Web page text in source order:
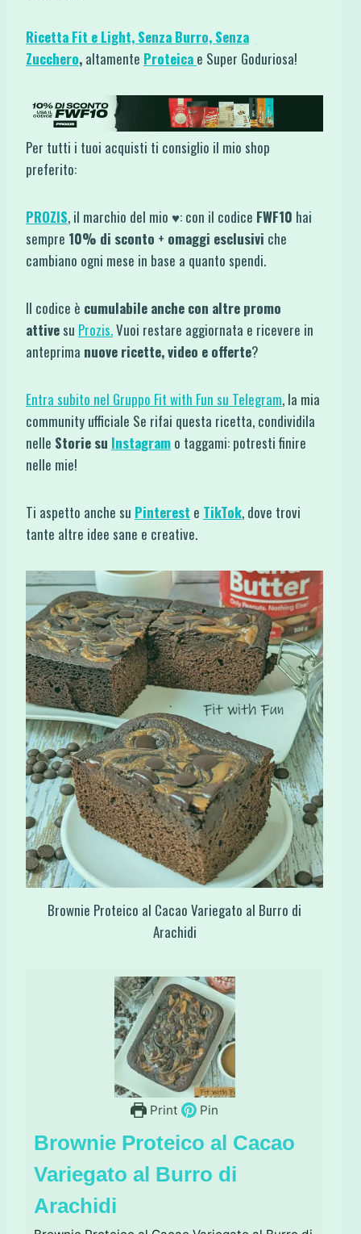
Ricetta Fit e Light, Senza Burro, Senza
Zucchero, altamente Proteica e Super Goduriosa!
Per tutti i tuoi acquisti ti consiglio il mio shop
preferito:
PROZIS, il marchio del mio ♥: con il codice FWF10 hai
sempre 10% di sconto + omaggi esclusivi che
cambiano ogni mese in base a quanto spendi.
Il codice è cumulabile anche con altre promo
attive su Prozis.Vuoi restare aggiornata e ricevere in
anteprima nuove ricette, video e offerte?
Entra subito nel Gruppo Fit with Fun su Telegram, la mia
community ufficiale Se rifai questa ricetta, condividila
nelle Storie su Instagram o taggami: potresti finire
nelle mie!
Ti aspetto anche su Pinterest e TikTok, dove trovi
tante altre idee sane e creative.
Brownie Proteico al Cacao Variegato al Burro di
Arachidi
Print Pin
Brownie Proteico al Cacao
Variegato al Burro di
Arachidi